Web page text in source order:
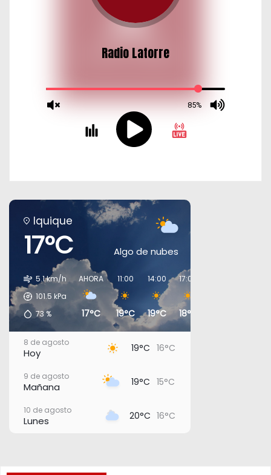
Iquique
17°C Algo de nubes
5.1 km/h
101.5 kPa
73 %
AHORA
17°C
11:00
19°C
14:00
19°C
17:00
18°C
8 de agosto
Hoy 19°C 16°C
9 de agosto
Mañana 19°C 15°C
10 de agosto
Lunes 20°C 16°C